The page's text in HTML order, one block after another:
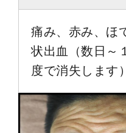
痛み、赤み、ほ
状出血（数日～
度で消失しま